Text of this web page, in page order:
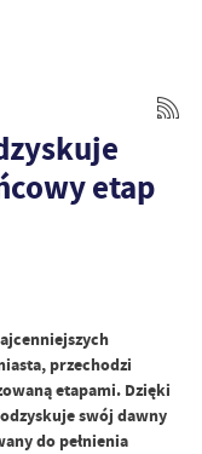
etap
przechodzi
etapami. Dzięki
swój dawny
do pełnienia